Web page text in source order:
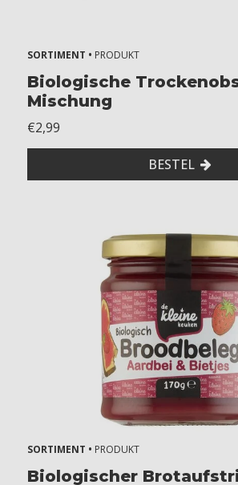
SORTIMENT • PRODUKT
Biologische
Mischung
€2,99
BESTEL
SORTIMENT • PRODUKT
Biologischer